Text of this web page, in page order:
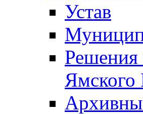
Устав
Решения